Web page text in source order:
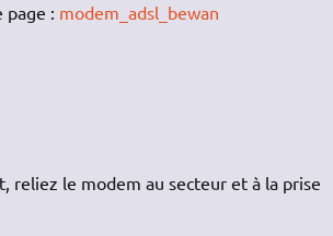
page : modem_adsl_bewan
reliez le modem au secteur et à la prise